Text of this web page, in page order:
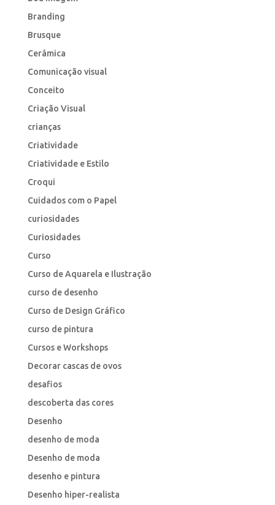
Branding
Brusque
Cerâmica
Comunicação visual
Conceito
Criação Visual
crianças
Criatividade
Criatividade e Estilo
Croqui
Cuidados com o Papel
curiosidades
Curiosidades
Curso
Curso de Aquarela e Ilustração
curso de desenho
Curso de Design Gráfico
curso de pintura
Cursos e Workshops
Decorar cascas de ovos
desafios
descoberta das cores
Desenho
desenho de moda
Desenho de moda
desenho e pintura
Desenho hiper-realista